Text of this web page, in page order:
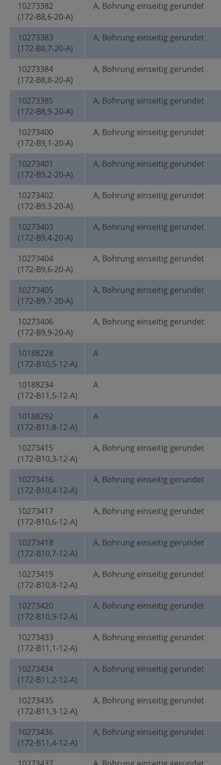
10273382
(172-B8,6-20-A)
A, Bohrung einseitig gerundet
10273383
(172-B8,7-20-A)
A, Bohrung einseitig gerundet
10273384
(172-B8,8-20-A)
A, Bohrung einseitig gerundet
10273385
(172-B8,9-20-A)
A, Bohrung einseitig gerundet
10273400
(172-B9,1-20-A)
A, Bohrung einseitig gerundet
10273401
(172-B9,2-20-A)
A, Bohrung einseitig gerundet
10273402
(172-B9,3-20-A)
A, Bohrung einseitig gerundet
10273403
(172-B9,4-20-A)
A, Bohrung einseitig gerundet
10273404
(172-B9,6-20-A)
A, Bohrung einseitig gerundet
10273405
(172-B9,7-20-A)
A, Bohrung einseitig gerundet
10273406
(172-B9,9-20-A)
A, Bohrung einseitig gerundet
10188228
(172-B10,5-12-A)
A
10188234
(172-B11,5-12-A)
A
10188292
(172-B11,8-12-A)
A
10273415
(172-B10,3-12-A)
A, Bohrung einseitig gerundet
10273416
(172-B10,4-12-A)
A, Bohrung einseitig gerundet
10273417
(172-B10,6-12-A)
A, Bohrung einseitig gerundet
10273418
(172-B10,7-12-A)
A, Bohrung einseitig gerundet
10273419
(172-B10,8-12-A)
A, Bohrung einseitig gerundet
10273420
(172-B10,9-12-A)
A, Bohrung einseitig gerundet
10273433
(172-B11,1-12-A)
A, Bohrung einseitig gerundet
10273434
(172-B11,2-12-A)
A, Bohrung einseitig gerundet
10273435
(172-B11,3-12-A)
A, Bohrung einseitig gerundet
10273436
(172-B11,4-12-A)
A, Bohrung einseitig gerundet